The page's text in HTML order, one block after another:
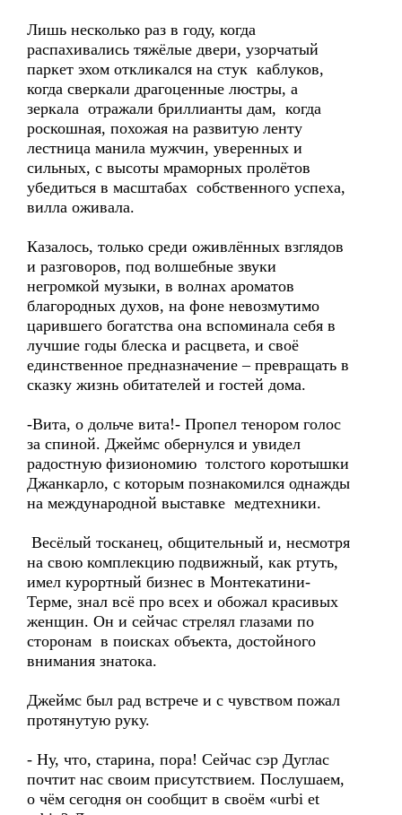
Лишь несколько раз в году, когда
распахивались тяжёлые двери, узорчатый
паркет эхом откликался на стук каблуков,
когда сверкали драгоценные люстры, а
зеркала отражали бриллианты дам, когда
роскошная, похожая на развитую ленту
лестница манила мужчин, уверенных и
сильных, с высоты мраморных пролётов
убедиться в масштабах собственного успеха,
вилла оживала.
Казалось, только среди оживлённых взглядов
и разговоров, под волшебные звуки
негромкой музыки, в волнах ароматов
благородных духов, на фоне невозмутимо
царившего богатства она вспоминала себя в
лучшие годы блеска и расцвета, и своё
единственное предназначение – превращать в
сказку жизнь обитателей и гостей дома.
-Вита, о дольче вита!- Пропел тенором голос
за спиной. Джеймс обернулся и увидел
радостную физиономию толстого коротышки
Джанкарло, с которым познакомился однажды
на международной выставке медтехники.
Весёлый тосканец, общительный и, несмотря
на свою комплекцию подвижный, как ртуть,
имел курортный бизнес в Монтекатини-
Терме, знал всё про всех и обожал красивых
женщин. Он и сейчас стрелял глазами по
сторонам в поисках объекта, достойного
внимания знатока.
Джеймс был рад встрече и с чувством пожал
протянутую руку.
- Ну, что, старина, пора! Сейчас сэр Дуглас
почтит нас своим присутствием. Послушаем,
о чём сегодня он сообщит в своём «urbi et